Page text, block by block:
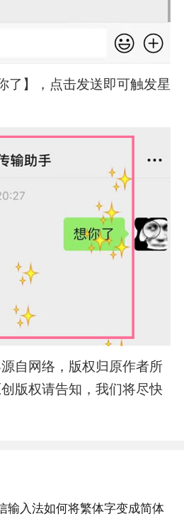
了】，点击发送即可触发星
自网络，版权归原作者所
版权请告知，我们将尽快
输入法如何将繁体字变成简体